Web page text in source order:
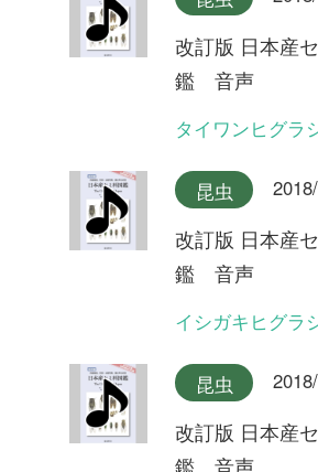
改訂版 日本産セミ科図
鑑 音声
オキナワヒメハルゼミ
昆虫 2018/07/06
改訂版 日本産セミ科図
鑑 音声
ダイトウヒメハルゼミ
改訂版 日本産セミ科図
鑑 音声
ヒメハルゼミ奄美大島産
昆虫 2018/07/06